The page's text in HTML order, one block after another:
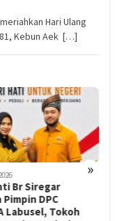
Hari Ulang
Kebun Aek […]
»
Br Siregar
DPC
Labusel, Tokoh